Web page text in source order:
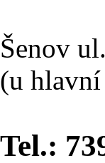
Šenov
(u
Tel.: